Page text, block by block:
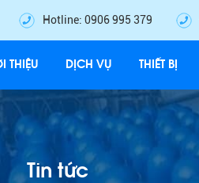
Hotline: 0906 995 379
THIỆU DỊCH VỤ THIẾT BỊ
Tin tức